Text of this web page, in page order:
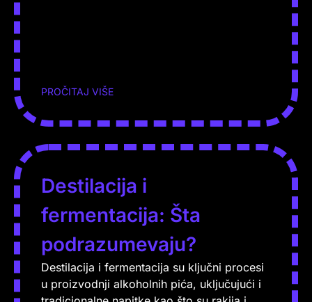
PROČITAJ VIŠE
Destilacija i
fermentacija: Šta
podrazumevaju?
Destilacija i fermentacija su ključni procesi
u proizvodnji alkoholnih pića, uključujući i